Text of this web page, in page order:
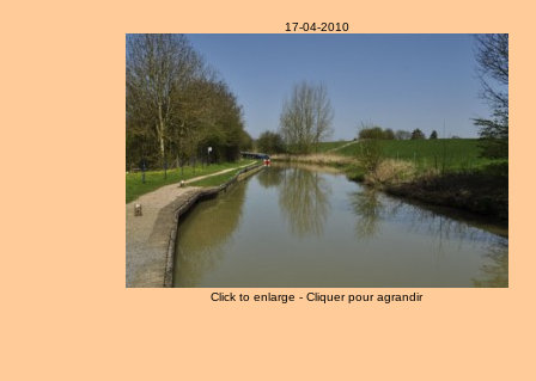
17-04-2010
Click to enlarge - Cliquer pour agrandir